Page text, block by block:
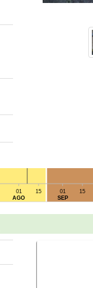
01
AGO
15
01
SEP
15